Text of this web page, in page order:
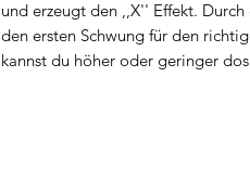
und erzeugt den ,,X'' Effekt.
den ersten Schwung für den
kannst du höher oder geringer